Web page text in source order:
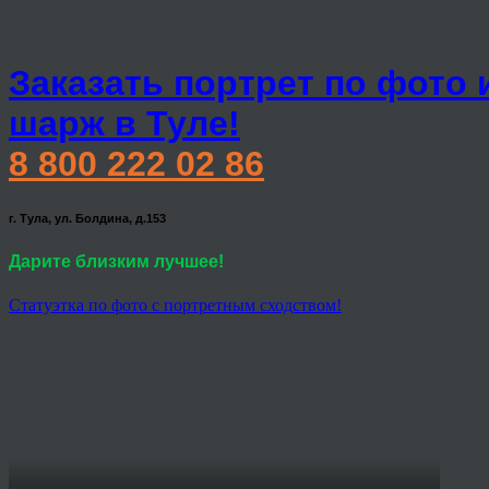
Заказать портрет по фото
шарж в Туле!
8 800 222 02 86
г. Тула, ул. Болдина, д.153
Дарите близким лучшее!
Статуэтка по фото с портретным сходством!